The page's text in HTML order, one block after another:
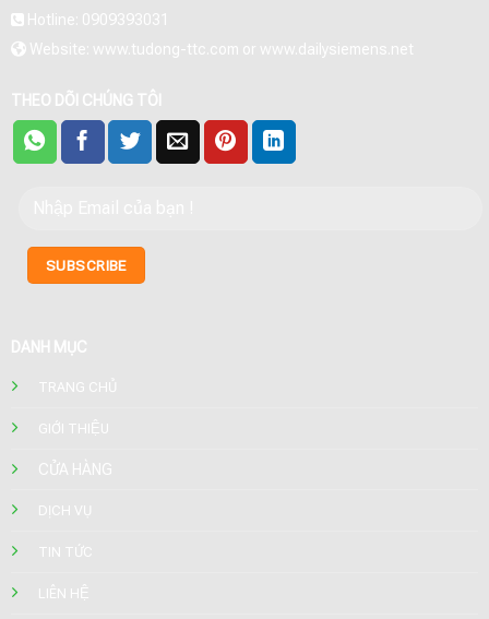
Hotline: 0909393031
Website: www.tudong-ttc.com or www.dailysiemens.net
THEO DÕI CHÚNG TÔI
DANH MỤC
TRANG CHỦ
GIỚI THIỆU
CỬA HÀNG
DỊCH VỤ
TIN TỨC
LIÊN HỆ